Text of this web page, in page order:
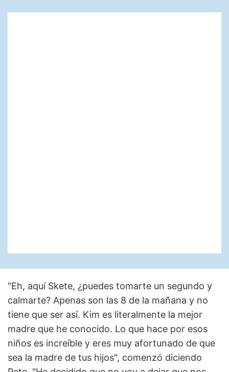
"Eh, aquí Skete, ¿puedes tomarte un segundo y
calmarte? Apenas son las 8 de la mañana y no
tiene que ser así. Kim es literalmente la mejor
madre que he conocido. Lo que hace por esos
niños es increíble y eres muy afortunado de que
sea la madre de tus hijos", comenzó diciendo